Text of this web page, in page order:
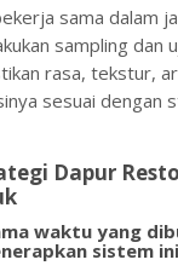
sama dalam
sampling dan
rasa, tekstur,
sesuai dengan
Dapur
waktu yang
sistem